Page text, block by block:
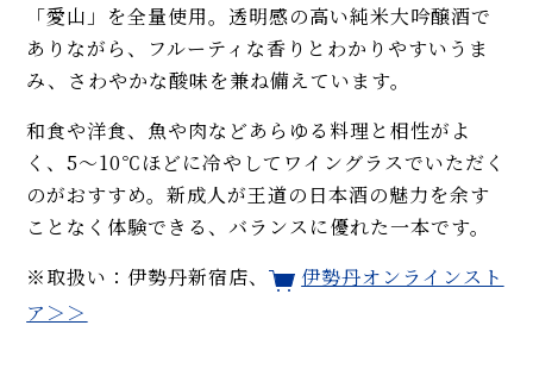
「愛山」を全量使用。透明感の高い純米大吟醸酒で
ありながら、フルーティな香りとわかりやすいうま
み、さわやかな酸味を兼ね備えています。
和食や洋食、魚や肉などあらゆる料理と相性がよ
く、5〜10℃ほどに冷やしてワイングラスでいただく
のがおすすめ。新成人が王道の日本酒の魅力を余す
ことなく体験できる、バランスに優れた一本です。
※取扱い：伊勢丹新宿店、
伊勢丹オンラインスト
ア＞＞